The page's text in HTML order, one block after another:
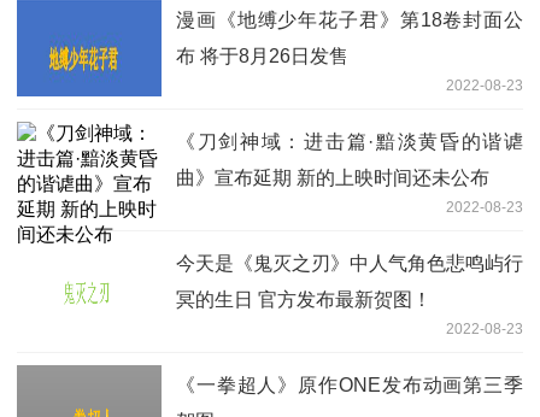
漫画《地缚少年花子君》第18卷封面公
布 将于8月26日发售
2022-08-23
《刀剑神域：进击篇·黯淡黄昏的谐谑
曲》宣布延期 新的上映时间还未公布
2022-08-23
今天是《鬼灭之刃》中人气角色悲鸣屿行
冥的生日 官方发布最新贺图！
2022-08-23
《一拳超人》原作ONE发布动画第三季